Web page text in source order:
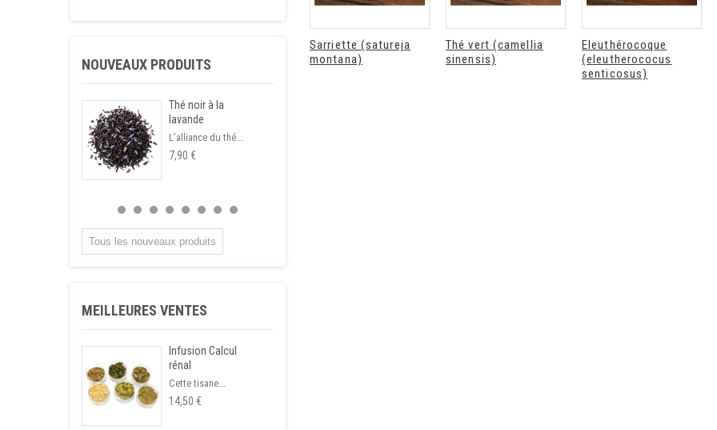
NOUVEAUX PRODUITS
Thé noir à la
lavande
L’alliance du thé...
7,90 €
Tous les nouveaux produits
MEILLEURES VENTES
Infusion Calcul
rénal
Cette tisane...
14,50 €
Sarriette (satureja
montana)
Thé vert (camellia
sinensis)
Eleuthérocoque
(eleutherococus
senticosus)